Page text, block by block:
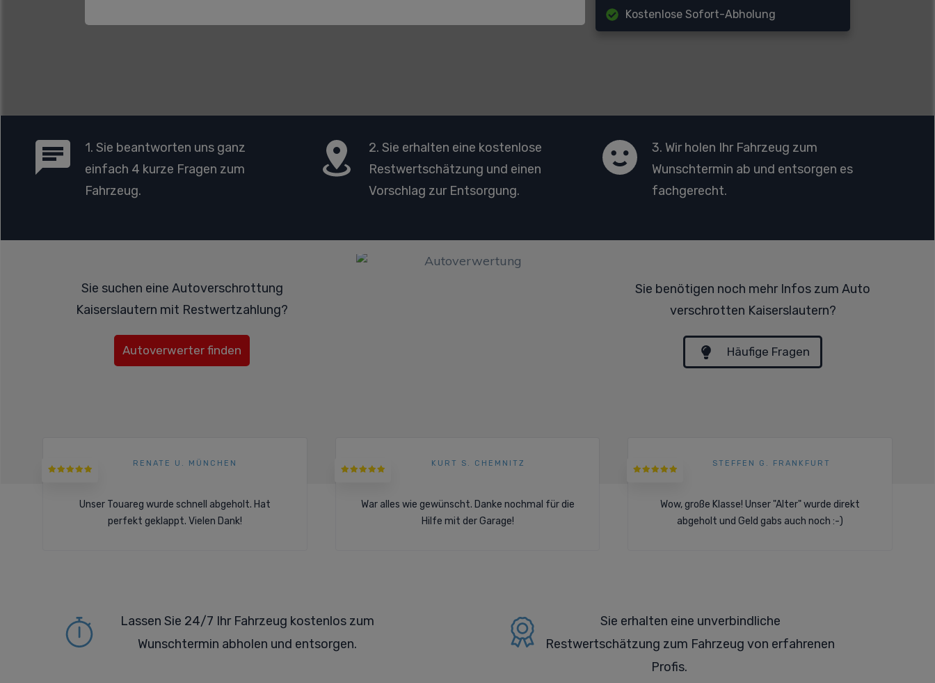
Kostenlose Sofort-Abholung
1. Sie beantworten uns ganz
einfach 4 kurze Fragen zum
Fahrzeug.
2. Sie erhalten eine kostenlose
Restwertschätzung und einen
Vorschlag zur Entsorgung.
3. Wir holen Ihr Fahrzeug zum
Wunschtermin ab und entsorgen es
fachgerecht.
Sie suchen eine Autoverschrottung
Kaiserslautern mit Restwertzahlung?
Autoverwerter finden
Sie benötigen noch mehr Infos zum Auto
verschrotten Kaiserslautern?
Häufige Fragen
RENATE U. MÜNCHEN
Unser Touareg wurde schnell abgeholt. Hat
perfekt geklappt. Vielen Dank!
KURT S. CHEMNITZ
War alles wie gewünscht. Danke nochmal für die
Hilfe mit der Garage!
STEFFEN G. FRANKFURT
Wow, große Klasse! Unser "Alter" wurde direkt
abgeholt und Geld gabs auch noch :-)
Lassen Sie 24/7 Ihr Fahrzeug kostenlos zum
Wunschtermin abholen und entsorgen.
Sie erhalten eine unverbindliche
Restwertschätzung zum Fahrzeug von erfahrenen
Profis.